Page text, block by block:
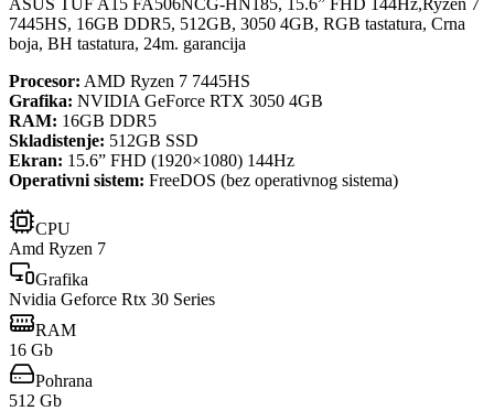
ASUS TUF A15 FA506NCG-HN185, 15.6” FHD 144Hz,Ryzen 7
7445HS, 16GB DDR5, 512GB, 3050 4GB, RGB tastatura, Crna
boja, BH tastatura, 24m. garancija
Procesor: AMD Ryzen 7 7445HS
Grafika: NVIDIA GeForce RTX 3050 4GB
RAM: 16GB DDR5
Skladistenje: 512GB SSD
Ekran: 15.6” FHD (1920×1080) 144Hz
Operativni sistem: FreeDOS (bez operativnog sistema)
CPU
Amd Ryzen 7
Grafika
Nvidia Geforce Rtx 30 Series
RAM
16 Gb
Pohrana
512 Gb